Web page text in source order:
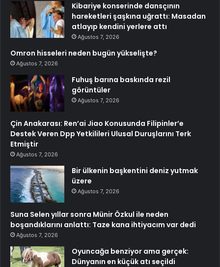
Kibariye konserinde dansçının
hareketleri şaşkına uğrattı: Masadan
atlayıp kendini yerlere attı
Ağustos 7, 2026
Omron hisseleri neden bugün yükselişte?
Ağustos 7, 2026
Fuhuş barına baskında rezil
görüntüler
Ağustos 7, 2026
Çin Anakarası: Ren’ai Jiao Konusunda Filipinler’e
Destek Veren Dpp Yetkilileri Ulusal Duruşlarını Terk
Etmiştir
Ağustos 7, 2026
Bir ülkenin başkentini deniz yutmak
üzere
Ağustos 7, 2026
Suna Selen yıllar sonra Münir Özkul ile neden
boşandıklarını anlattı: Taze kana ihtiyacım var dedi
Ağustos 7, 2026
Oyuncağa benziyor ama gerçek:
Dünyanın en küçük atı seçildi